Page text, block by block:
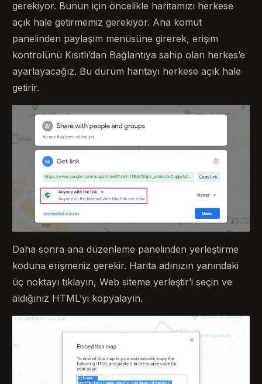
gerekiyor. Bunun için öncelikle haritamızı herkese
açık hale getirmemiz gerekiyor. Ana komut
panelinden paylaşım menüsüne girerek, erişim
kontrolünü Kısıtlı’dan Bağlantıya sahip olan herkes’e
ayarlayacağız. Bu durum haritayı herkese açık hale
getirir.
Daha sonra ana düzenleme panelinden yerleştirme
koduna erişmeniz gerekir. Harita adınızın yanındaki
üç noktayı tıklayın, Web siteme yerleştir’i seçin ve
aldığınız HTML’yi kopyalayın.